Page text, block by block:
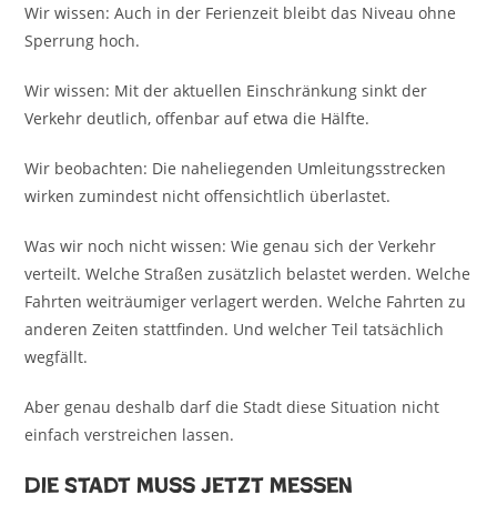
Wir wissen: Auch in der Ferienzeit bleibt das Niveau ohne
Sperrung hoch.
Wir wissen: Mit der aktuellen Einschränkung sinkt der
Verkehr deutlich, offenbar auf etwa die Hälfte.
Wir beobachten: Die naheliegenden Umleitungsstrecken
wirken zumindest nicht offensichtlich überlastet.
Was wir noch nicht wissen: Wie genau sich der Verkehr
verteilt. Welche Straßen zusätzlich belastet werden. Welche
Fahrten weiträumiger verlagert werden. Welche Fahrten zu
anderen Zeiten stattfinden. Und welcher Teil tatsächlich
wegfällt.
Aber genau deshalb darf die Stadt diese Situation nicht
einfach verstreichen lassen.
Die Stadt muss jetzt messen